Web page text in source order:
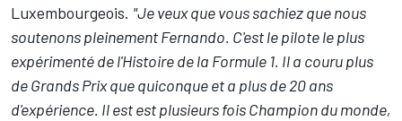
Luxembourgeois. "Je veux que vous sachiez que nous
soutenons pleinement Fernando. C'est le pilote le plus
expérimenté de l'Histoire de la Formule 1. Il a couru plus
de Grands Prix que quiconque et a plus de 20 ans
d'expérience. Il est est plusieurs fois Champion du monde,